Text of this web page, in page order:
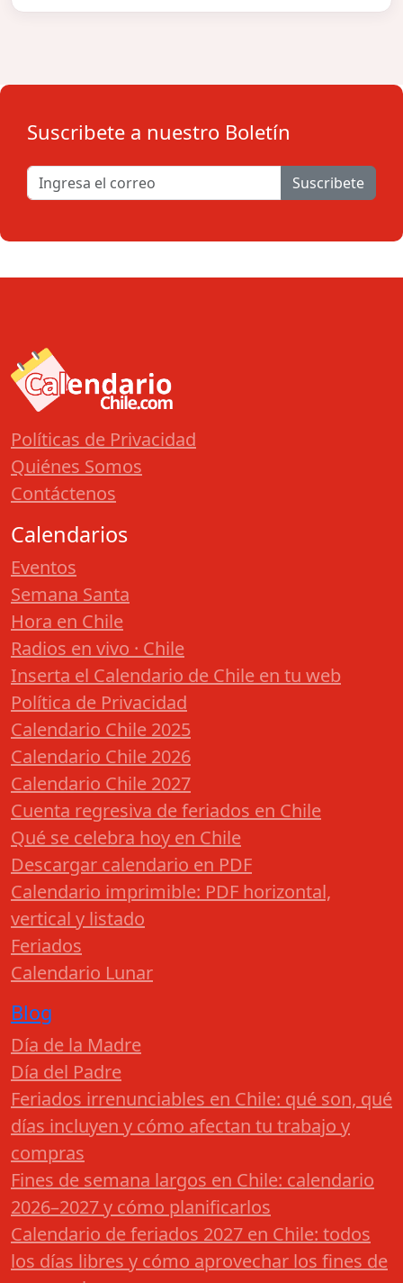
Suscribete a nuestro Boletín
Suscribete
Políticas de Privacidad
Quiénes Somos
Contáctenos
Calendarios
Eventos
Semana Santa
Hora en Chile
Radios en vivo · Chile
Inserta el Calendario de Chile en tu web
Política de Privacidad
Calendario Chile 2025
Calendario Chile 2026
Calendario Chile 2027
Cuenta regresiva de feriados en Chile
Qué se celebra hoy en Chile
Descargar calendario en PDF
Calendario imprimible: PDF horizontal,
vertical y listado
Feriados
Calendario Lunar
Blog
Día de la Madre
Día del Padre
Feriados irrenunciables en Chile: qué son, qué
días incluyen y cómo afectan tu trabajo y
compras
Fines de semana largos en Chile: calendario
2026–2027 y cómo planificarlos
Calendario de feriados 2027 en Chile: todos
los días libres y cómo aprovechar los fines de